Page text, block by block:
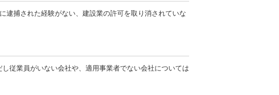
逮捕された経験がない、建設業の許可を取り消されていな
従業員がいない会社や、適用事業者でない会社については